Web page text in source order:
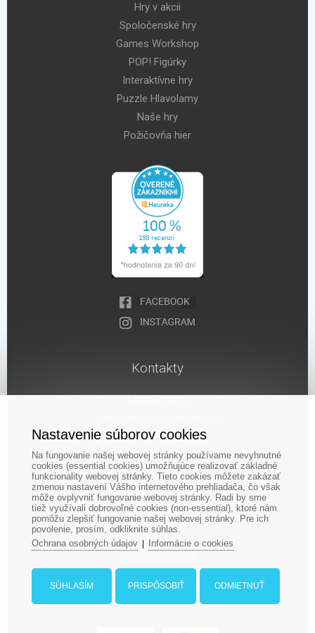
Hry v akcii
Spoločenské hry
Games Workshop
POP! Figúrky
Interaktívne hry
Puzzle Hlavolamy
Naše hry
Požičovňa hier
Kontakty
821 08 Bratislava
Slovenská Republika
Kamenná predajňa:
Bratislava, Seberíniho 14 (OC Kocka)
IČO: 47619431
Nastavenie súborov cookies
Na fungovanie našej webovej stránky používame nevyhnutné
cookies (essential cookies) umožňujúce realizovať základné
funkcionality webovej stránky. Tieto cookies môžete zakázať
zmenou nastavení Vášho internetového prehliadača, čo však
môže ovplyvniť fungovanie webovej stránky. Radi by sme
tiež využívali dobrovoľné cookies (non-essential), ktoré nám
pomôžu zlepšiť fungovanie našej webovej stránky. Pre ich
povolenie, prosím, odkliknite súhlas.
Ochrana osobných údajov| Informácie o cookies
SÚHLASÍM PRISPÔSOBIŤ ODMIETNUŤ